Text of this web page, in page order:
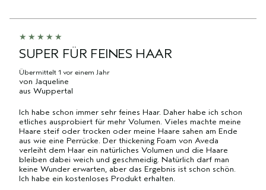
BEWERTUNG
DER
KATEGORIE,
UND
ANZAHL
DER
BEWERTUNGEN
PRODUKTNAME,
KATEGORIE,
DURCHSCHNITTLICHER
BEWERTUNG
DER
BEWERTUNGEN
PRODUKTNAME,
KATEGORIE,
UND
ANZAHL
DER
BEWERTUNGEN
SUPER FÜR FEINES HAAR
Übermittelt 1 vor einem Jahr
von Jaqueline
aus Wuppertal
Ich habe schon immer sehr feines Haar. Daher habe ich schon
etliches ausprobiert für mehr Volumen. Vieles machte meine
Haare steif oder trocken oder meine Haare sahen am Ende
aus wie eine Perrücke. Der thickening Foam von Aveda
verleiht dem Haar ein natürliches Volumen und die Haare
bleiben dabei weich und geschmeidig. Natürlich darf man
keine Wunder erwarten, aber das Ergebnis ist schon schön.
Ich habe ein kostenloses Produkt erhalten.